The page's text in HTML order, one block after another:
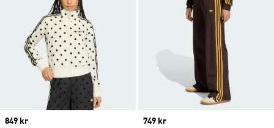
Price
849 kr
Price
749 kr